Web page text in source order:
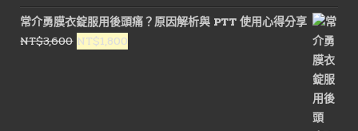
價
格：
NT$3,000。
價
格：
常介勇膜衣錠服用後頭痛？原因解析與 PTT 使用心得分享
NT$3,600 原
NT$1,800